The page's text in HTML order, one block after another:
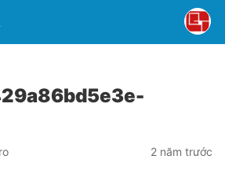
2 năm trước